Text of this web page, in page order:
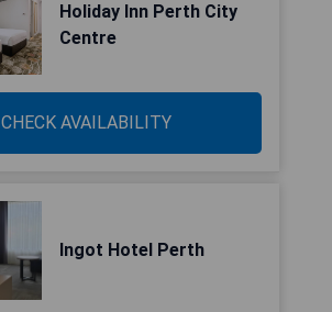
Holiday Inn Perth City
Centre
CHECK AVAILABILITY
Ingot Hotel Perth